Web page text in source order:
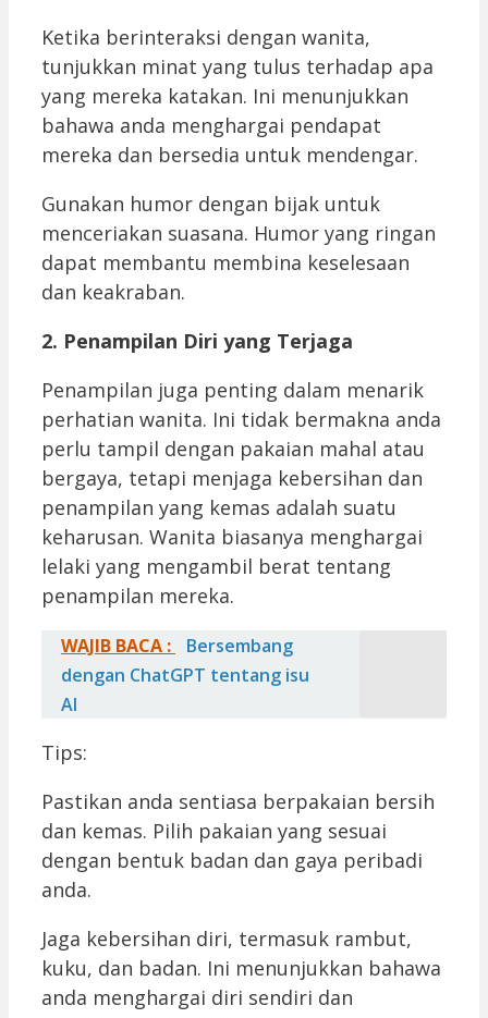
Ketika berinteraksi dengan wanita,
tunjukkan minat yang tulus terhadap apa
yang mereka katakan. Ini menunjukkan
bahawa anda menghargai pendapat
mereka dan bersedia untuk mendengar.
Gunakan humor dengan bijak untuk
menceriakan suasana. Humor yang ringan
dapat membantu membina keselesaan
dan keakraban.
2. Penampilan Diri yang Terjaga
Penampilan juga penting dalam menarik
perhatian wanita. Ini tidak bermakna anda
perlu tampil dengan pakaian mahal atau
bergaya, tetapi menjaga kebersihan dan
penampilan yang kemas adalah suatu
keharusan. Wanita biasanya menghargai
lelaki yang mengambil berat tentang
penampilan mereka.
WAJIB BACA :
Bersembang
dengan ChatGPT tentang isu
AI
Tips:
Pastikan anda sentiasa berpakaian bersih
dan kemas. Pilih pakaian yang sesuai
dengan bentuk badan dan gaya peribadi
anda.
Jaga kebersihan diri, termasuk rambut,
kuku, dan badan. Ini menunjukkan bahawa
anda menghargai diri sendiri dan